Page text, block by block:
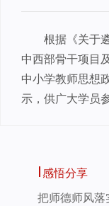
根据《关于
中西部骨干项目
中小学教师思想
示，供广大学员
感悟分享
把师德师风